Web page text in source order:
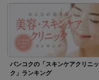
バンコクの「スキンケアクリニッ
ク」ランキング